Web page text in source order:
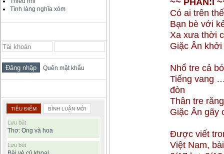
Tình làng nghĩa xóm
Quên mật khẩu
TIÊU ĐIỂM BÌNH LUẬN MỚI
Lưu bút
Thơ: Ong và hoa
Lưu bút
Có ai trên
Bạn bè với
Xa xưa thời
Giặc Ân
Nhổ tre cả
Tiếng vang
đòn
Thân tre
Giặc Ân gãy
Được viết
Việt Nam,